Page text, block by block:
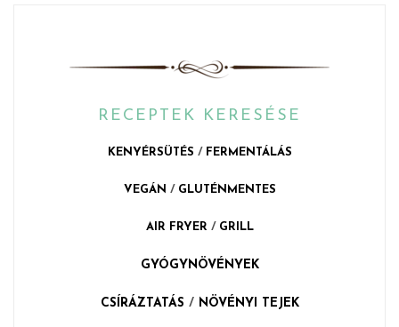
RECEPTEK KERESÉSE
KENYÉRSÜTÉS / FERMENTÁLÁS
VEGÁN / GLUTÉNMENTES
AIR FRYER / GRILL
GYÓGYNÖVÉNYEK
CSÍRÁZTATÁS / NÖVÉNYI TEJEK